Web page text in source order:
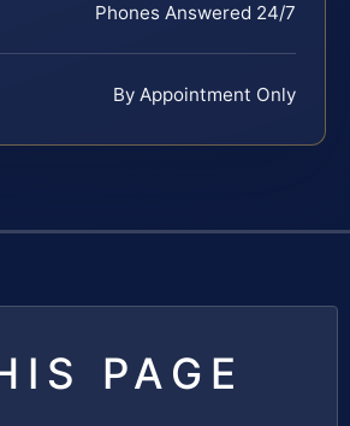
Phones Answered 24/7
By Appointment Only
PAGE